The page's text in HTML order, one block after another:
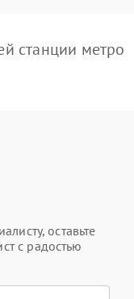
станции метро
оставьте
с радостью